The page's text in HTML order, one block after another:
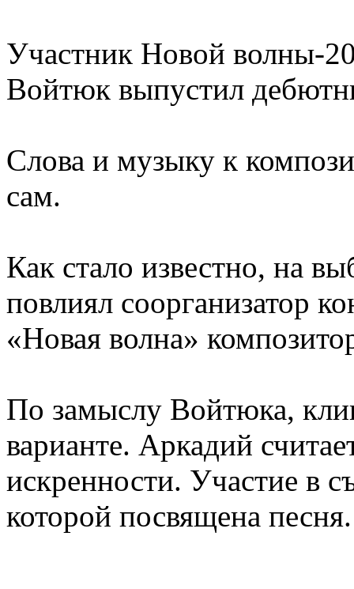
Участник Новой волны-
Войтюк выпустил
Слова и музыку к
сам.
Как стало известно, на
повлиял соорганизатор
«Новая волна»
По замыслу Войтюка,
варианте. Аркадий
искренности. Участие в
которой посвящена песня.